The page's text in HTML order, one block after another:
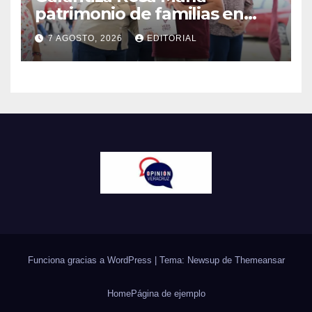
patrimonio de familias en
colonias de Veracruz con
entrega de escrituras
7 AGOSTO, 2026 EDITORIAL
Funciona gracias a WordPress Tema: Newsup de Themeansar
HomePágina de ejemplo